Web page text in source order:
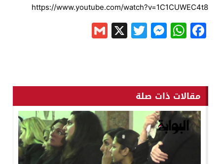
https://www.youtube.com/watch?v=1C1CUWEC4t8
Facebook
WhatsApp
Messenger
Twitter
X
مقالات ذات صلة